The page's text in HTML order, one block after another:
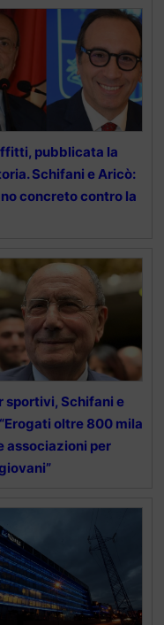
pubblicata la
Schifani e Aricò:
concreto contro la
sportivi, Schifani e
oltre 800 mila
associazioni per